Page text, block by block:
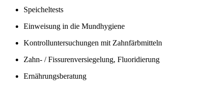
Speicheltests
Einweisung in die Mundhygiene
Kontrolluntersuchungen mit Zahnfärbmitteln
Zahn- / Fissurenversiegelung, Fluoridierung
Ernährungsberatung